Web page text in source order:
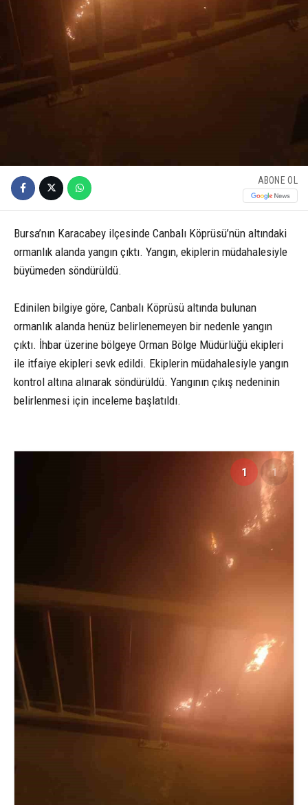
ABONE OL
Bursa’nın Karacabey ilçesinde Canbalı Köprüsü’nün altındaki
ormanlık alanda yangın çıktı. Yangın, ekiplerin müdahalesiyle
büyümeden söndürüldü.
Edinilen bilgiye göre, Canbalı Köprüsü altında bulunan
ormanlık alanda henüz belirlenemeyen bir nedenle yangın
çıktı. İhbar üzerine bölgeye Orman Bölge Müdürlüğü ekipleri
ile itfaiye ekipleri sevk edildi. Ekiplerin müdahalesiyle yangın
kontrol altına alınarak söndürüldü. Yangının çıkış nedeninin
belirlenmesi için inceleme başlatıldı.
1 1